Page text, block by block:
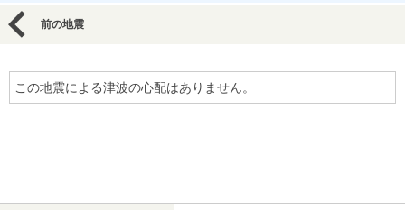
前の地震
この地震による津波の心配はありません。